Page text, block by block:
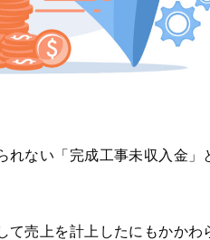
ない「完成工事未収入金」
て売上を計上したにもかかわ